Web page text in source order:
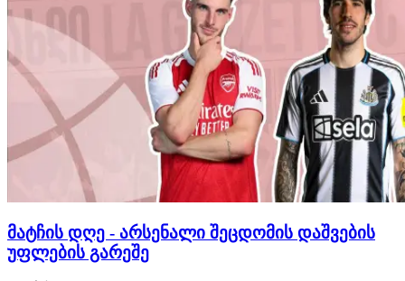
მატჩის დღე - არსენალი შეცდომის დაშვების
უფლების გარეშე